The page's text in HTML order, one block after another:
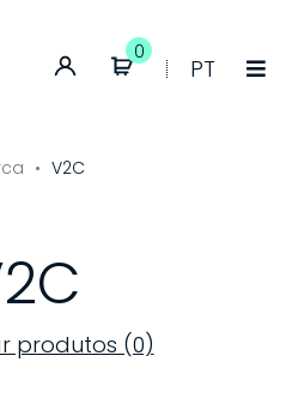
Conta
0
Idioma:
PT
V2C
produtos (0)